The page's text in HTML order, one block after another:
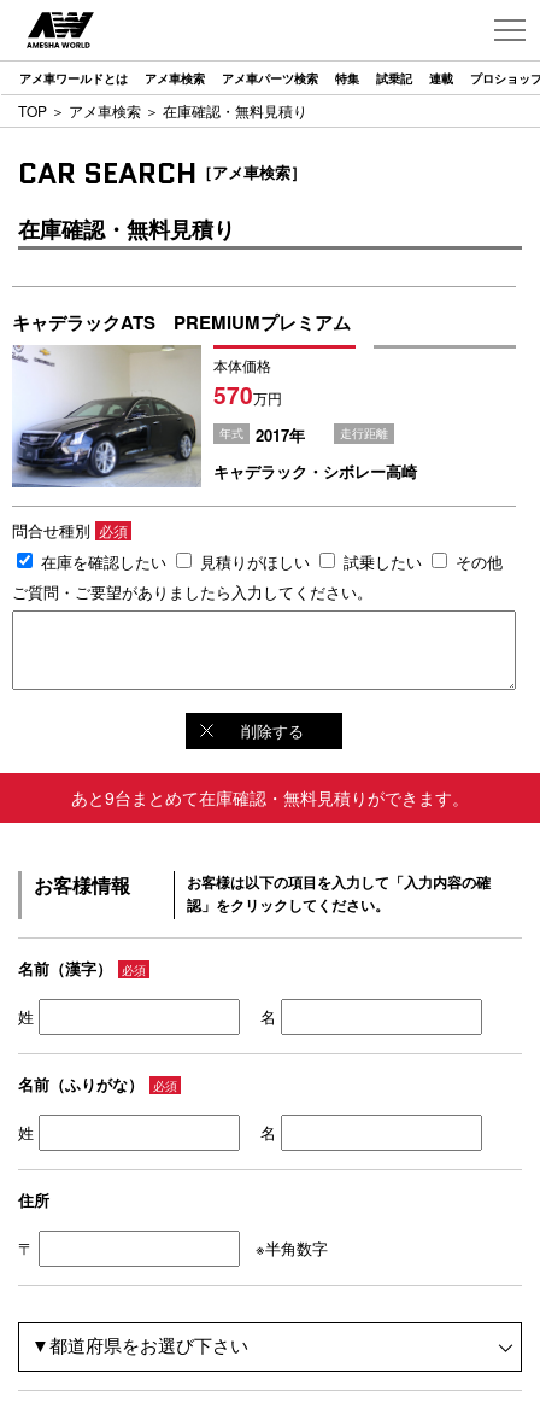
アメ車ワールドとは アメ車検索 アメ車パーツ検索 特集 試乗記 連載 プロショッ
TOP ＞ アメ車検索 ＞ 在庫確認・無料見積り
CAR SEARCH ［アメ車検索］
在庫確認・無料見積り
キャデラックATS PREMIUMプレミアム
本体価格
570万円
年式 2017年 走行距離
キャデラック・シボレー高崎
問合せ種別 必須
在庫を確認したい 見積りがほしい 試乗したい
その他
ご質問・ご要望がありましたら入力してください。
削除する
あと9台まとめて在庫確認・無料見積りができます。
お客様情報
お客様は以下の項目を入力して「入力内容の確
認」をクリックしてください。
名前（漢字） 必須
姓 名
名前（ふりがな） 必須
姓 名
住所
〒 ※半角数字